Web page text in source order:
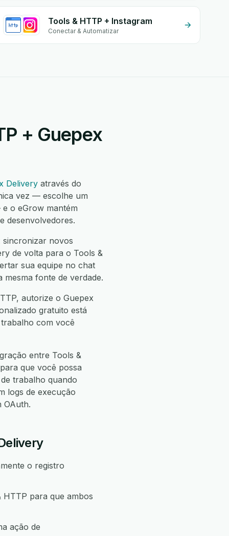
Tools & HTTP + Instagram
Conectar & Automatizar
+ Guepex
Delivery através do
vez — escolhe um
o eGrow mantém
desenvolvedores.
sincronizar novos
de volta para o Tools &
sua equipe no chat
mesma fonte de verdade.
autorize o Guepex
gratuito está
com você
entre Tools &
que você possa
trabalho quando
logs de execução
OAuth.
o registro
para que ambos
ação de